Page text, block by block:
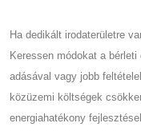
Ha dedikált irodaterületre
Keressen módokat a
adásával vagy jobb
közüzemi költségek
energiahatékony